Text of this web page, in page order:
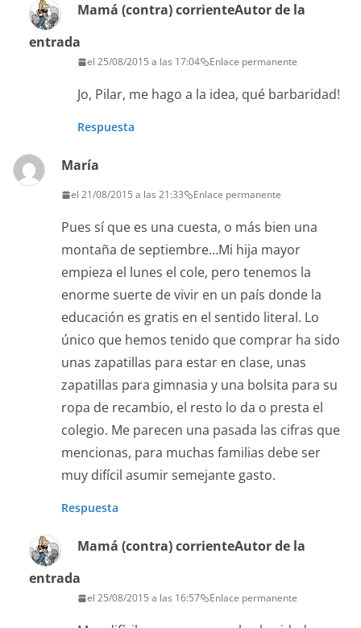
Mamá (contra) corrienteAutor de la
entrada
el 25/08/2015 a las 17:04 Enlace permanente
Jo, Pilar, me hago a la idea, qué barbaridad!
Respuesta
María
el 21/08/2015 a las 21:33 Enlace permanente
Pues sí que es una cuesta, o más bien una
montaña de septiembre…Mi hija mayor
empieza el lunes el cole, pero tenemos la
enorme suerte de vivir en un país donde la
educación es gratis en el sentido literal. Lo
único que hemos tenido que comprar ha sido
unas zapatillas para estar en clase, unas
zapatillas para gimnasia y una bolsita para su
ropa de recambio, el resto lo da o presta el
colegio. Me parecen una pasada las cifras que
mencionas, para muchas familias debe ser
muy difícil asumir semejante gasto.
Respuesta
Mamá (contra) corrienteAutor de la
entrada
el 25/08/2015 a las 16:57 Enlace permanente